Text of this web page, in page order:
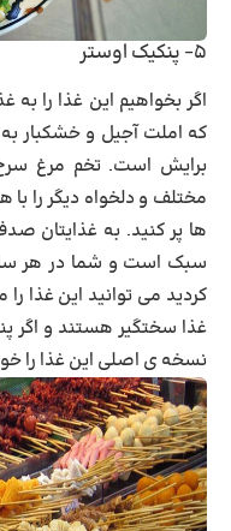
۵- پنکیک اوستر
اگر بخواهیم این غذا را
که املت آجیل و
برایش است. تخم مرغ
مختلف و دلخواه دیگر را با
ها پر کنید. به غذایتان
سبک است و شما در هر
کردید می توانید این غذا
غذا سختگیر هستند و اگر
نسخه ی اصلی این غذا را